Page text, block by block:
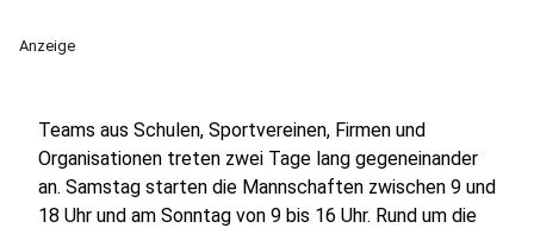
Anzeige
Teams aus Schulen, Sportvereinen, Firmen und
Organisationen treten zwei Tage lang gegeneinander
an. Samstag starten die Mannschaften zwischen 9 und
18 Uhr und am Sonntag von 9 bis 16 Uhr. Rund um die